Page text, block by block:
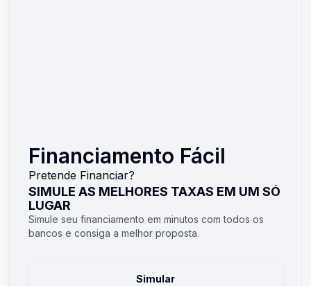
Financiamento Fácil
Pretende Financiar?
SIMULE AS MELHORES TAXAS EM UM SÓ
LUGAR
Simule seu financiamento em minutos com todos os
bancos e consiga a melhor proposta.
Simular